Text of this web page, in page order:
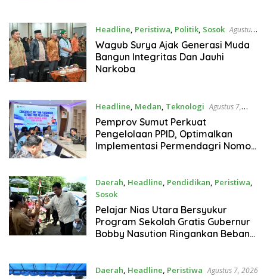
Headline, Peristiwa, Politik, Sosok Agustus
7, 2026
Wagub Surya Ajak Generasi Muda
Bangun Integritas Dan Jauhi
Narkoba
Headline Medan Teknologi Agustus 7,
2026
Pemprov Sumut Perkuat
Pengelolaan PPID, Optimalkan
Implementasi Permendagri Nomor
Daerah, Headline, Pendidikan, Peristiwa,
Sosok
Agustus 7, 2026
Pelajar Nias Utara Bersyukur
Program Sekolah Gratis Gubernur
Bobby Nasution Ringankan Beban
Daerah, Headline, Peristiwa Agustus 7, 2026